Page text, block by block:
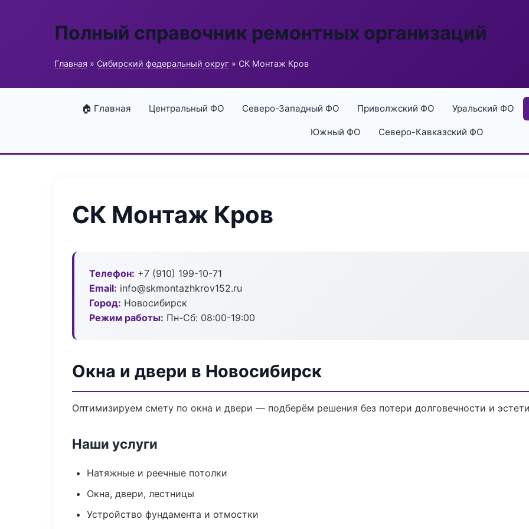
Полный справочник ремонтных организаций
Главная » Сибирский федеральный округ » СК Монтаж Кров
🏠 Главная Центральный ФО Северо-Западный ФО Приволжский ФО Уральский ФО
Южный ФО Северо-Кавказский ФО
СК Монтаж Кров
Телефон: +7 (910) 199-10-71
Email: info@skmontazhkrov152.ru
Город: Новосибирск
Режим работы: Пн-Сб: 08:00-19:00
Окна и двери в Новосибирск
Оптимизируем смету по окна и двери — подберём решения без потери долговечности и
Наши услуги
Натяжные и реечные потолки
Окна, двери, лестницы
Устройство фундамента и отмостки